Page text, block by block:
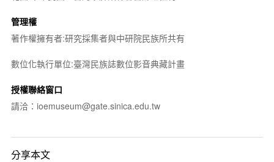
管理權
著作權擁有者:研究採集者與中研院民族所共有
數位化執行單位:臺灣民族誌數位影音典藏計畫
授權聯絡窗口
請洽：ioemuseum@gate.sinica.edu.tw
分享本文